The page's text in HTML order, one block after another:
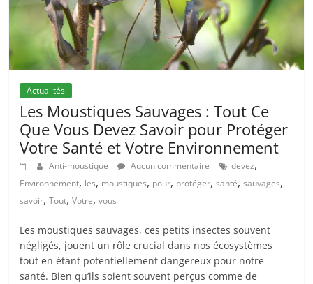
Actualités
Les Moustiques Sauvages : Tout Ce
Que Vous Devez Savoir pour Protéger
Votre Santé et Votre Environnement
Anti-moustique Aucun commentaire devez,
Environnement, les, moustiques, pour, protéger,santé,sauvages,
savoir,Tout,Votre,vous
Les moustiques sauvages, ces petits insectes souvent
négligés, jouent un rôle crucial dans nos écosystèmes
tout en étant potentiellement dangereux pour notre
santé. Bien qu’ils soient souvent perçus comme de